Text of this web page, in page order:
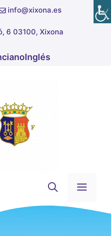
info@xixona.es
6 03100, Xixona
Inglés